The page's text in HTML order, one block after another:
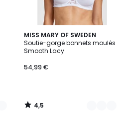
MISS MARY OF SWEDEN
Soutie-gorge bonnets moulés
Smooth Lacy
54,99 €
4,5
/ 5
3
Couleurs
4,5
/